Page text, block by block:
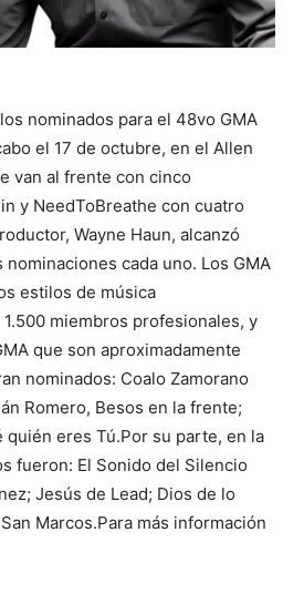
nominados para el 48vo GMA
el 17 de octubre, en el Allen
van al frente con cinco
y NeedToBreathe con cuatro
Wayne Haun, alcanzó
cada uno. Los GMA
estilos de música
miembros profesionales, y
que son aproximadamente
nominados: Coalo Zamorano
Romero, Besos en la frente;
eres Tú.Por su parte, en la
fueron: El Sonido del Silencio
Jesús de Lead; Dios de lo
Marcos.Para más información